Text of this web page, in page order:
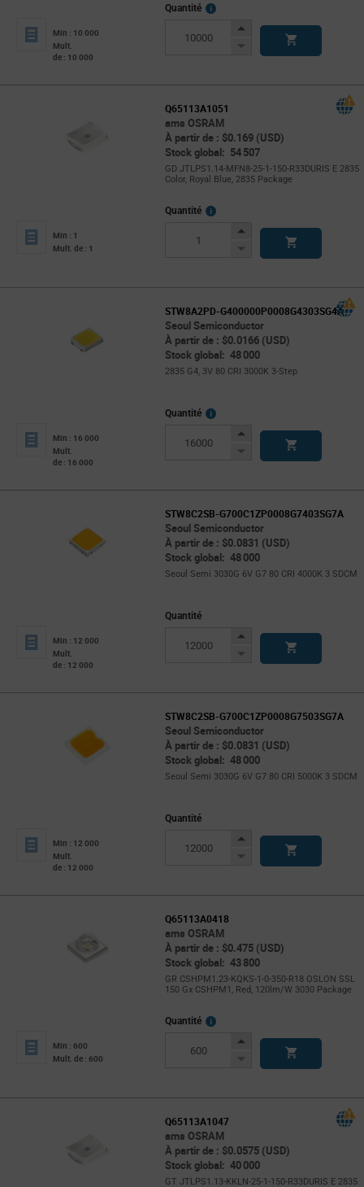
Min : 10 000
Mult.
de : 10 000
Quantité
More
Increase
Decrease
Q65113A1051
ams OSRAM
À partir de : $0.169 (USD)
Stock global: 54 507
GD JTLPS1.14-MFN8-25-1-150-R33DURIS E 2835
Color, Royal Blue, 2835 Package
Min : 1
Mult. de : 1
Quantité
More
Increase
Decrease
STW8A2PD-G400000P0008G4303SG4A
Seoul Semiconductor
À partir de : $0.0166 (USD)
Stock global: 48 000
2835 G4, 3V 80 CRI 3000K 3-Step
Min : 16 000
Mult.
de : 16 000
Quantité
More
Increase
Decrease
STW8C2SB-G700C1ZP0008G7403SG7A
Seoul Semiconductor
À partir de : $0.0831 (USD)
Stock global: 48 000
Seoul Semi 3030G 6V G7 80 CRI 4000K 3 SDCM
Min : 12 000
Mult.
de : 12 000
Quantité
Increase
Decrease
STW8C2SB-G700C1ZP0008G7503SG7A
Seoul Semiconductor
À partir de : $0.0831 (USD)
Stock global: 48 000
Seoul Semi 3030G 6V G7 80 CRI 5000K 3 SDCM
Min : 12 000
Mult.
de : 12 000
Quantité
Increase
Decrease
Q65113A0418
ams OSRAM
À partir de : $0.475 (USD)
Stock global: 43 800
GR CSHPM1.23-KQKS-1-0-350-R18 OSLON SSL
150 Gx CSHPM1, Red, 120lm/W 3030 Package
Min : 600
Mult. de : 600
Quantité
More
Increase
Decrease
Q65113A1047
ams OSRAM
À partir de : $0.0575 (USD)
Stock global: 40 000
GT JTLPS1.13-KKLN-25-1-150-R33DURIS E 2835